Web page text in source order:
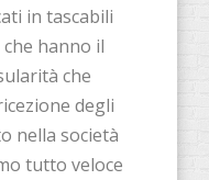
in tascabili
hanno il
che
degli
nella società
tutto veloce